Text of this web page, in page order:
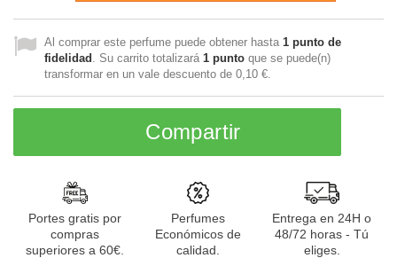
Al comprar este perfume puede obtener hasta 1 punto de
fidelidad . Su carrito totalizará 1 punto que se puede(n)
transformar en un vale descuento de 0,10 €
Compartir
Portes gratis por
compras
superiores a 60€.
Perfumes
Económicos de
calidad.
Entrega en 24H o
48/72 horas - Tú
eliges.